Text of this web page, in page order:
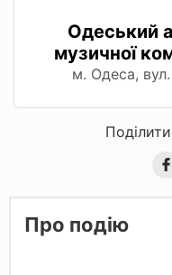
Одеський
музичної
м. Одеса,
Про подію